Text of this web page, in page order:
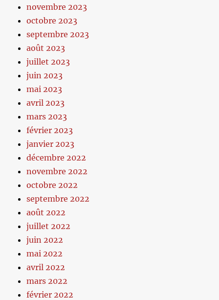
novembre 2023
octobre 2023
septembre 2023
août 2023
juillet 2023
juin 2023
mai 2023
avril 2023
mars 2023
février 2023
janvier 2023
décembre 2022
novembre 2022
octobre 2022
septembre 2022
août 2022
juillet 2022
juin 2022
mai 2022
avril 2022
mars 2022
février 2022